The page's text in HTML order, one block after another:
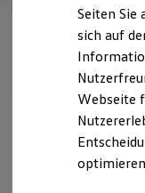
Besitzer & Service
Reparatur
Seiten Sie
sich auf
Webseite